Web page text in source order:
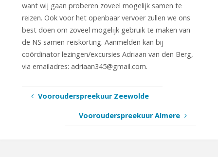
want wij gaan proberen zoveel mogelijk samen te
reizen. Ook voor het openbaar vervoer zullen we ons
best doen om zoveel mogelijk gebruik te maken van
de NS samen-reiskorting. Aanmelden kan bij
coördinator lezingen/excursies Adriaan van den Berg,
via emailadres: adriaan345@gmail.com.
Voorouderspreekuur Zeewolde
Voorouderspreekuur Almere